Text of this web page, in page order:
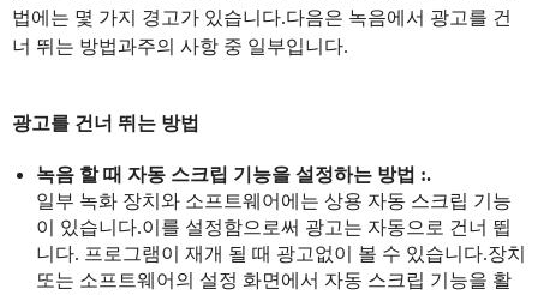
법에는 몇 가지 경고가 있습니다.다음은 녹음에서 광고를 건
너 뛰는 방법과주의 사항 중 일부입니다.
광고를 건너 뛰는 방법
녹음 할 때 자동 스크립 기능을 설정하는 방법 :.
일부 녹화 장치와 소프트웨어에는 상용 자동 스크립 기능
이 있습니다.이를 설정함으로써 광고는 자동으로 건너 뜁
니다. 프로그램이 재개 될 때 광고없이 볼 수 있습니다.장치
또는 소프트웨어의 설정 화면에서 자동 스크립 기능을 활